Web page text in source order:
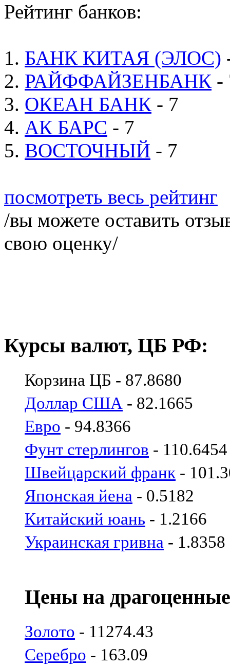
Рейтинг банков:
1. БАНК КИТАЯ (ЭЛОС)
2. РАЙФФАЙЗЕНБАНК -
3. ОКЕАН БАНК - 7
4. АК БАРС - 7
5. ВОСТОЧНЫЙ - 7
посмотреть весь рейтинг
/вы можете оставить
свою оценку/
Курсы валют, ЦБ РФ:
Корзина ЦБ - 87.8680
Доллар США - 82.1665
Евро - 94.8366
Фунт стерлингов - 110.6454
Швейцарский франк -
Японская йена - 0.5182
Китайский юань - 1.2166
Украинская гривна - 1.8358
Цены на
Золото - 11274.43
Серебро - 163.09